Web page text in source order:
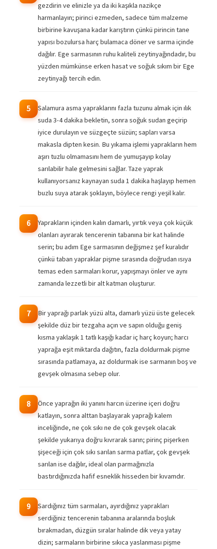
gezdirin ve elinizle ya da iki kaşıkla nazikçe
harmanlayın; pirinci ezmeden, sadece tüm malzeme
birbirine kavuşana kadar karıştırın çünkü pirincin tane
yapısı bozulursa harç bulamaca döner ve sarma içinde
dağılır. Ege sarmasının ruhu kaliteli zeytinyağındadır, bu
yüzden mümkünse erken hasat ve soğuk sıkım bir Ege
zeytinyağı tercih edin.
5
Salamura asma yapraklarını fazla tuzunu almak için ılık
suda 3-4 dakika bekletin, sonra soğuk sudan geçirip
iyice durulayın ve süzgeçte süzün; sapları varsa
makasla dipten kesin. Bu yıkama işlemi yaprakların hem
aşırı tuzlu olmamasını hem de yumuşayıp kolay
sarılabilir hale gelmesini sağlar. Taze yaprak
kullanıyorsanız kaynayan suda 1 dakika haşlayıp hemen
buzlu suya atarak şoklayın, böylece rengi yeşil kalır.
6
Yaprakların içinden kalın damarlı, yırtık veya çok küçük
olanları ayırarak tencerenin tabanına bir kat halinde
serin; bu adım Ege sarmasının değişmez şef kuralıdır
çünkü taban yapraklar pişme sırasında doğrudan ısıya
temas eden sarmaları korur, yapışmayı önler ve aynı
zamanda lezzetli bir alt katman oluşturur.
7
Bir yaprağı parlak yüzü alta, damarlı yüzü üste gelecek
şekilde düz bir tezgaha açın ve sapın olduğu geniş
kısma yaklaşık 1 tatlı kaşığı kadar iç harç koyun; harcı
yaprağa eşit miktarda dağıtın, fazla doldurmak pişme
sırasında patlamaya, az doldurmak ise sarmanın boş ve
gevşek olmasına sebep olur.
8
Önce yaprağın iki yanını harcın üzerine içeri doğru
katlayın, sonra alttan başlayarak yaprağı kalem
inceliğinde, ne çok sıkı ne de çok gevşek olacak
şekilde yukarıya doğru kıvrarak sarın; pirinç pişerken
şişeceği için çok sıkı sarılan sarma patlar, çok gevşek
sarılan ise dağılır, ideal olan parmağınızla
bastırdığınızda hafif esneklik hisseden bir kıvamdır.
9
Sardığınız tüm sarmaları, ayırdığınız yaprakları
serdiğiniz tencerenin tabanına aralarında boşluk
bırakmadan, düzgün sıralar halinde dik veya yatay
dizin; sarmaların birbirine sıkıca yaslanması pişme